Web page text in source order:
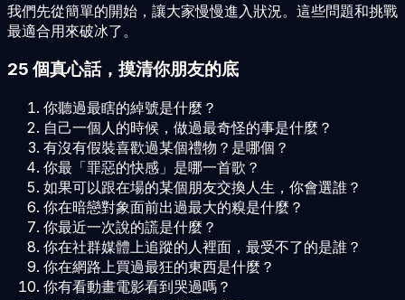
我們先從簡單的開始，讓大家慢慢進入狀況。這些問題和挑戰
最適合用來破冰了。
25 個真心話，摸清你朋友的底
你聽過最瞎的綽號是什麼？
自己一個人的時候，做過最奇怪的事是什麼？
有沒有假裝喜歡過某個禮物？是哪個？
你最「罪惡的快感」是哪一首歌？
如果可以跟在場的某個朋友交換人生，你會選誰？
你在暗戀對象面前出過最大的糗是什麼？
你最近一次說的謊是什麼？
你在社群媒體上追蹤的人裡面，最受不了的是誰？
你在網路上買過最狂的東西是什麼？
你有看動畫電影看到哭過嗎？